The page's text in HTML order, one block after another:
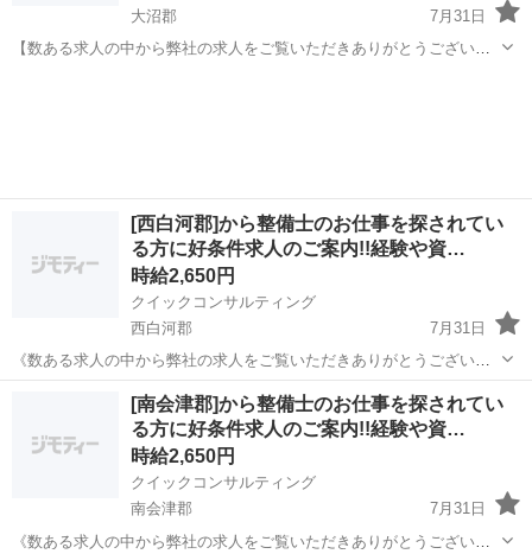
大沼郡
7月31日
【数ある求人の中から弊社の求人をご覧いただきありがとうございま
[西白河郡]から整備士のお仕事を探されてい
る方に好条件求人のご案内!!経験や資…
時給2,650円
クイックコンサルティング
西白河郡
7月31日
《数ある求人の中から弊社の求人をご覧いただきありがとうございま
す!!》 全国に様々な求人を5万件以上取り扱っておりご希望条件やご状
況に応じてマッチしそうな求人をご案内いたします!! 応募前に相談だ
けしてみたい方やどんな求...
西白河郡 工場 スタッフ
[南会津郡]から整備士のお仕事を探されてい
る方に好条件求人のご案内!!経験や資…
時給2,650円
クイックコンサルティング
南会津郡
7月31日
《数ある求人の中から弊社の求人をご覧いただきありがとうございま